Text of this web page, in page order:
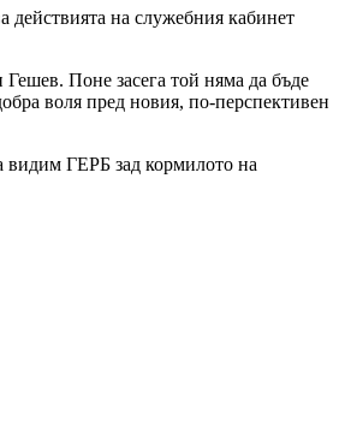
действията на служебния кабинет
Поне засега той няма да бъде
воля пред новия, по-перспективен
видим ГЕРБ зад кормилото на